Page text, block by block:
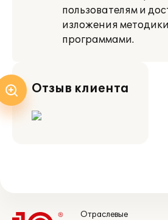
пользователям и
изложения
программами.
Отзыв клиента
Отраслевые